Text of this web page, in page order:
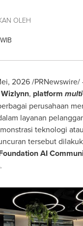
OLEH
2026/PRNewswire/
Wizlynn, platform
perusahaan
layanan
teknologi
tersebut
AI